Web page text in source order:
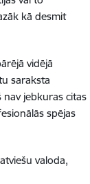
kā desmit
vidējā
saraksta
nav jebkuras citas
spējas
valoda,